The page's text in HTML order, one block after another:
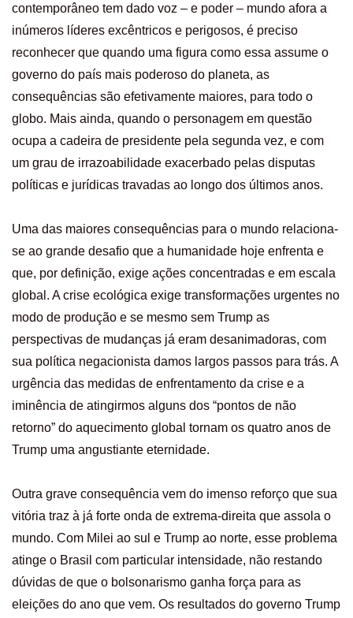
contemporâneo tem dado voz – e poder – mundo afora a
inúmeros líderes excêntricos e perigosos, é preciso
reconhecer que quando uma figura como essa assume o
governo do país mais poderoso do planeta, as
consequências são efetivamente maiores, para todo o
globo. Mais ainda, quando o personagem em questão
ocupa a cadeira de presidente pela segunda vez, e com
um grau de irrazoabilidade exacerbado pelas disputas
políticas e jurídicas travadas ao longo dos últimos anos.
Uma das maiores consequências para o mundo relaciona-
se ao grande desafio que a humanidade hoje enfrenta e
que, por definição, exige ações concentradas e em escala
global. A crise ecológica exige transformações urgentes no
modo de produção e se mesmo sem Trump as
perspectivas de mudanças já eram desanimadoras, com
sua política negacionista damos largos passos para trás. A
urgência das medidas de enfrentamento da crise e a
iminência de atingirmos alguns dos “pontos de não
retorno” do aquecimento global tornam os quatro anos de
Trump uma angustiante eternidade.
Outra grave consequência vem do imenso reforço que sua
vitória traz à já forte onda de extrema-direita que assola o
mundo. Com Milei ao sul e Trump ao norte, esse problema
atinge o Brasil com particular intensidade, não restando
dúvidas de que o bolsonarismo ganha força para as
eleições do ano que vem. Os resultados do governo Trump